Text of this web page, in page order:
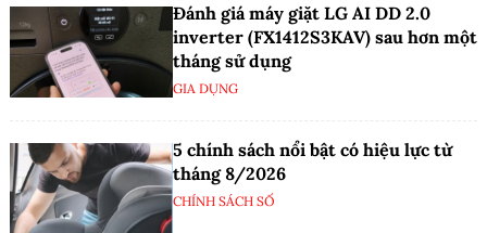
Đánh giá máy giặt LG AI DD 2.0
inverter (FX1412S3KAV) sau hơn một
tháng sử dụng
GIA DỤNG
5 chính sách nổi bật có hiệu lực từ
tháng 8/2026
CHÍNH SÁCH SỐ